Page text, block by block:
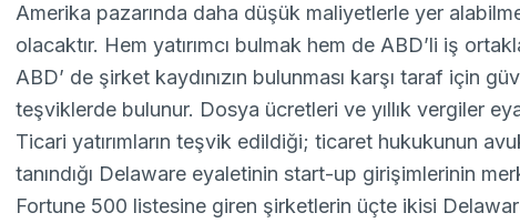
Amerika pazarında daha düşük maliyetlerle yer
olacaktır. Hem yatırımcı bulmak hem de ABD’li iş
ABD’ de şirket kaydınızın bulunması karşı taraf için
teşviklerde bulunur. Dosya ücretleri ve yıllık vergiler
Ticari yatırımların teşvik edildiği; ticaret hukukunun
tanındığı Delaware eyaletinin start-up girişimlerinin
Fortune 500 listesine giren şirketlerin üçte ikisi